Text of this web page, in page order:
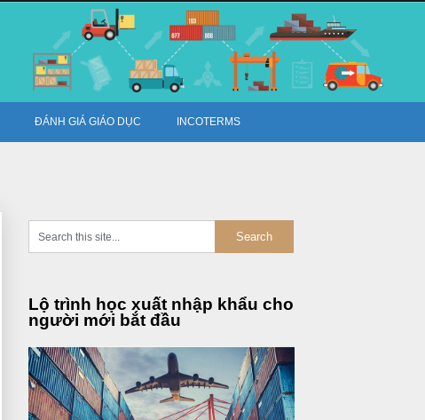
ĐÁNH GIÁ GIÁO DỤC INCOTERMS
Lộ trình học xuất nhập khẩu cho
người mới bắt đầu